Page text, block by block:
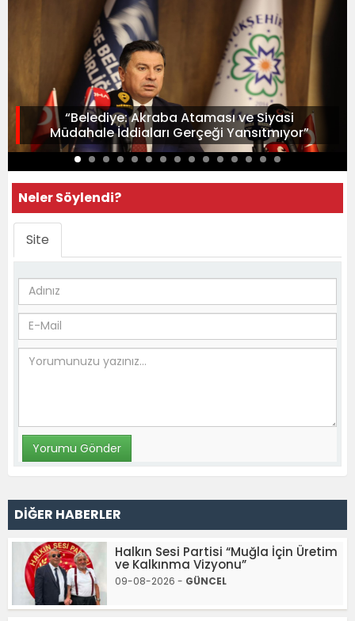
“Belediye: Akraba Ataması ve Siyasi
Müdahale İddiaları Gerçeği Yansıtmıyor”
Neler Söylendi?
Site
DİĞER HABERLER
Halkın Sesi Partisi “Muğla İçin Üretim
ve Kalkınma Vizyonu”
09-08-2026 - GÜNCEL